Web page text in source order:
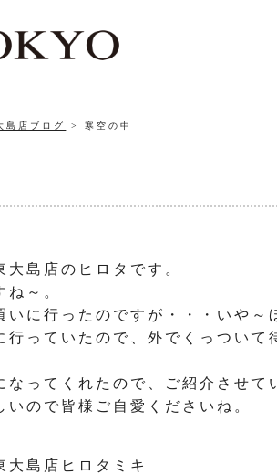
島店ブログ 寒空の中
大島店のヒロタです。
～。
いに行ったのですが・・・いや～
行っていたので、外でくっついて
なってくれたので、ご紹介させて
いので皆様ご自愛くださいね。
大島店ヒロタミキ